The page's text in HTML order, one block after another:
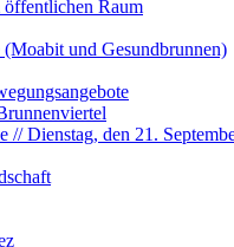
Raum
und Gesundbrunnen)
// Dienstag, den 21.